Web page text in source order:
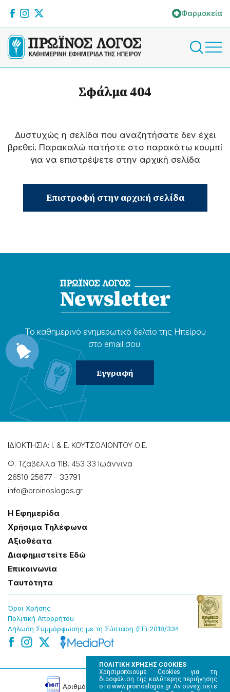
ΠΟΛΙΤΙΚΗ ΧΡΗΣΗΣ COOKIES
Χρησιμοποιούμε Cookies για τη
διασφάλιση της καλύτερης περιήγησης
στο www.proinoslogos.gr. Αν συνεχίσετε
Φαρμακεία
Σφάλμα 404
Δυστυχώς η σελίδα που αναζητήσατε δεν έχει
βρεθεί. Παρακαλώ πατήστε στο παρακάτω κουμπί
για να επιστρέψετε στην αρχική σελίδα
Επιστροφή στην αρχική σελίδα
Το καθημερɩνό ενημερωτɩκό δελτίο της Ηπείρου
στο email σου.
ΙΔΙΟΚΤΗΣΙΑ: Ι. & Ε. ΚΟΥΤΣΟΛΙΟΝΤΟΥ Ο.Ε.
Φ. Τζαβέλλα 11Β, 453 33 Ιωάννɩνα
26510 25677 - 33791
info@proinoslogos.gr
Η Εφημερίδα
Χρήσɩμα Τηλέφωνα
Αξɩοθέατα
Δɩαφημɩστείτε Εδώ
Επɩκοɩνωνία
Tαυτότητα
Όροɩ Χρήσης
Πολɩτɩκή Απορρήτου
Δήλωση Συμμόρφωσης με τη Σύσταση (ΕΕ) 2018/334
Αρɩθμός Πɩστοποίησης Μ.Η.Τ. 220242